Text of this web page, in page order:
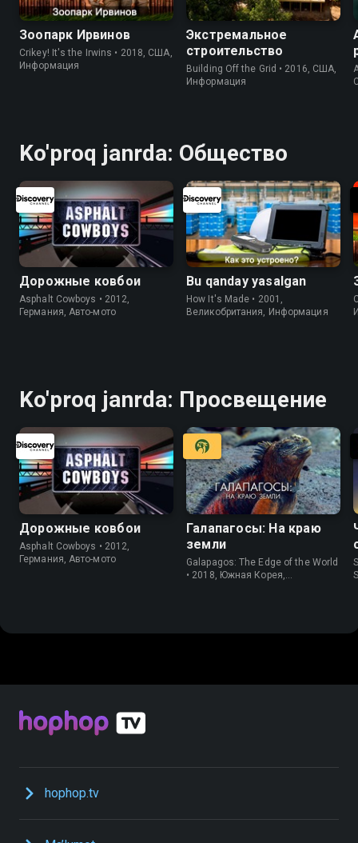
Зоопарк Ирвинов
Crikey! It's the Irwins • 2018, США,
Информация
Экстремальное
строительство
Building Off the Grid • 2016, США,
Информация
Ko'proq janrda: Общество
Дорожные ковбои
Asphalt Cowboys • 2012,
Германия, Авто-мото
Bu qanday yasalgan
How It's Made • 2001,
Великобритания, Информация
Ko'proq janrda: Просвещение
Дорожные ковбои
Asphalt Cowboys • 2012,
Германия, Авто-мото
Галапагосы: На краю
земли
Galapagos: The Edge of the World
• 2018, Южная Корея,
hophop.tv